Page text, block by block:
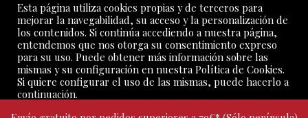
Todos los derechos © 2026 Torres Filoso Viña y Bodega |
Esta página utiliza cookies propias y de terceros para
mejorar la navegabilidad, su acceso y la personalización de
los contenidos. Si continúa accediendo a nuestra página,
entendemos que nos otorga su consentimiento expreso
para su uso. Puede obtener más información sobre las
mismas y su configuración en nuestra Política de Cookies.
Si quiere configurar el uso de las mismas, puede hacerlo a
continuación.